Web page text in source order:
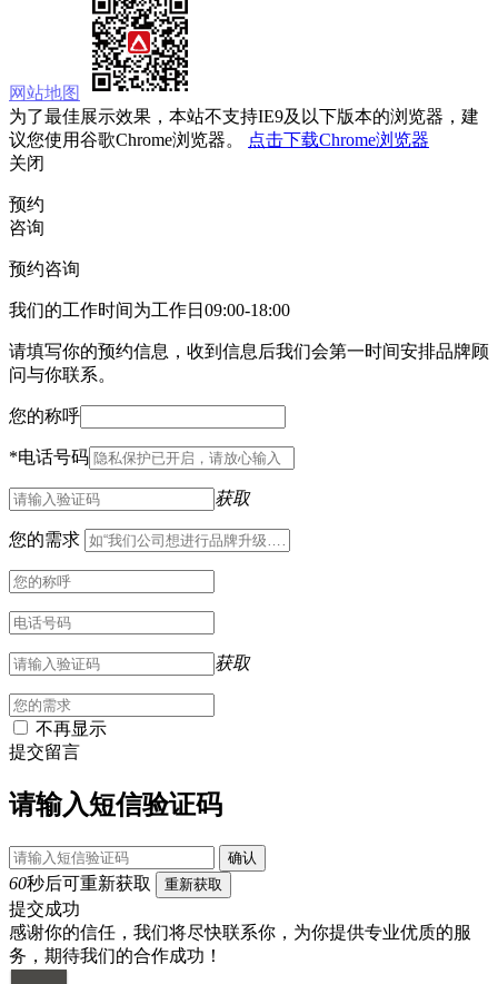
网站地图
为了最佳展示效果，本站不支持IE9及以下版本的浏览器，建
议您使用谷歌Chrome浏览器。
点击下载Chrome浏览器
关闭
预约
咨询
预约咨询
我们的工作时间为工作日09:00-18:00
请填写你的预约信息，收到信息后我们会第一时间安排品牌顾
问与你联系。
您的称呼
*电话号码
获取
您的需求
获取
不再显示
提交留言
请输入短信验证码
确认
60秒后可重新获取 重新获取
提交成功
感谢你的信任，我们将尽快联系你，为你提供专业优质的服
务，期待我们的合作成功！